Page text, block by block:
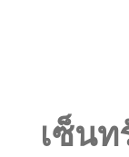
เซ็นท